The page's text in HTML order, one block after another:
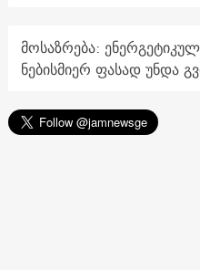
მოსაზრება:
ნებისმიერ ფასად უნდა